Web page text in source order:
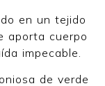
en un tejido
aporta cuerpo
impecable.
de verde